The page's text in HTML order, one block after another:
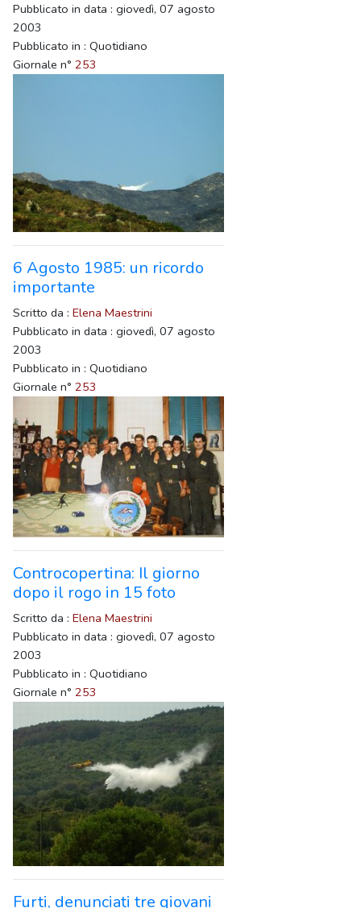
Pubblicato in data : giovedì, 07 agosto
2003
Pubblicato in : Quotidiano
Giornale n° 253
6 Agosto 1985: un ricordo
importante
Scritto da : Elena Maestrini
Pubblicato in data : giovedì, 07 agosto
2003
Pubblicato in : Quotidiano
Giornale n° 253
Controcopertina: Il giorno
dopo il rogo in 15 foto
Scritto da : Elena Maestrini
Pubblicato in data : giovedì, 07 agosto
2003
Pubblicato in : Quotidiano
Giornale n° 253
Furti, denunciati tre giovani